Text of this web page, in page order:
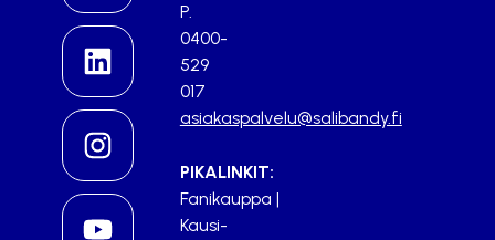
P.
0400-
529
017
asiakaspalvelu@salibandy.fi
PIKALINKIT:
Fanikauppa |
Kausi-